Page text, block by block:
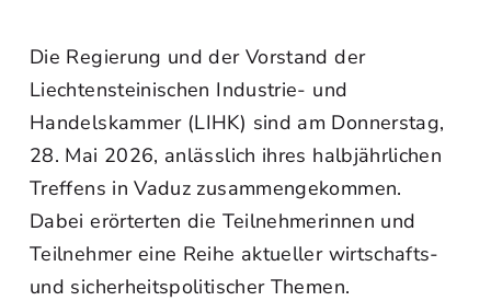
Die Regierung und der Vorstand der
Liechtensteinischen Industrie- und
Handelskammer (LIHK) sind am Donnerstag,
28. Mai 2026, anlässlich ihres halbjährlichen
Treffens in Vaduz zusammengekommen.
Dabei erörterten die Teilnehmerinnen und
Teilnehmer eine Reihe aktueller wirtschafts-
und sicherheitspolitischer Themen.